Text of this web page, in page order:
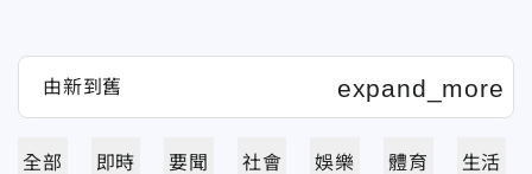
全部 即時 要聞 社會 娛樂 體育 生活